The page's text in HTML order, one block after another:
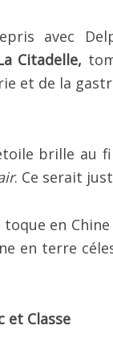
avec
Citadelle,
et de la
brille au
. Ce serait
en
en terre
et Classe